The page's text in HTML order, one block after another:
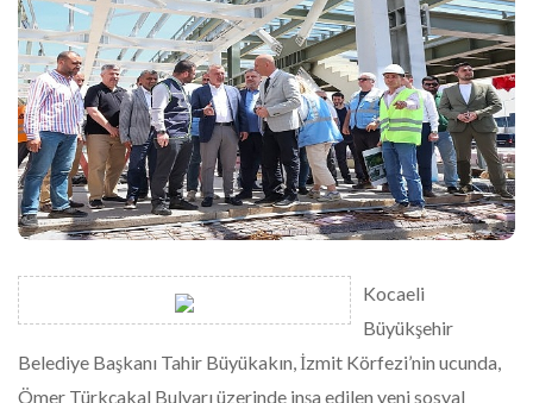
Kocaeli
Büyükşehir
Belediye Başkanı Tahir Büyükakın, İzmit Körfezi’nin ucunda,
Ömer Türkçakal Bulvarı üzerinde inşa edilen yeni sosyal